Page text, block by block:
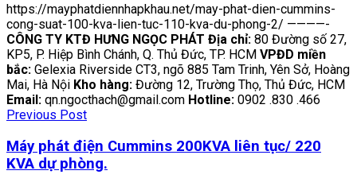
https://mayphatdiennhapkhau.net/may-phat-dien-cummins-
cong-suat-100-kva-lien-tuc-110-kva-du-phong-2/ ————-
CÔNG TY KTĐ HƯNG NGỌC PHÁT Địa chỉ: 80 Đường số 27,
KP5, P. Hiệp Bình Chánh, Q. Thủ Đức, TP. HCM VPĐD miền
bắc: Gelexia Riverside CT3, ngõ 885 Tam Trinh, Yên Sở, Hoàng
Mai, Hà Nội Kho hàng: Đường 12, Trường Thọ, Thủ Đức, HCM
Email: qn.ngocthach@gmail.com Hotline: 0902 .830 .466
Previous Post
Máy phát điện Cummins 200KVA liên tục/ 220
KVA dự phòng.